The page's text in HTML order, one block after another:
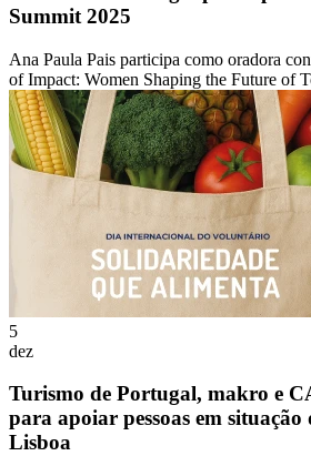
Summit 2025
Ana Paula Pais participa como oradora
of Impact: Women Shaping the Future of
5
dez
Turismo de Portugal, makro e
para apoiar pessoas em situação
Lisboa